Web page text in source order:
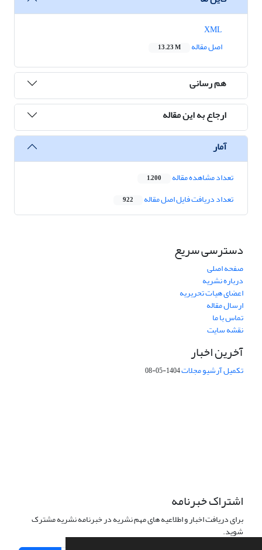
اصل مقاله
13.23 M
هم رسانی
ارجاع به این مقاله
آمار
تعداد مشاهده مقاله 1,200
تعداد دریافت فایل اصل مقاله 922
دسترسی سریع
صفحه اصلی
درباره نشریه
اعضای هیات تحریریه
ارسال مقاله
تماس با ما
نقشه سایت
آخرین اخبار
تکمیل آرشیو مجلات1404-05-08
اشتراک خبرنامه
برای دریافت اخبار و اطلاعیه های مهم نشریه در خبرنامه نشریه مشترک
شوید.